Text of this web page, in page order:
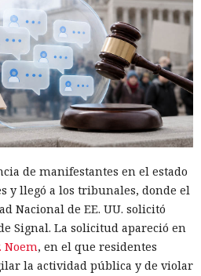
de manifestantes en el estado
y llegó a los tribunales, donde el
Nacional de EE. UU. solicitó
Signal. La solicitud apareció en
Noem, en el que residentes
la actividad pública y de violar